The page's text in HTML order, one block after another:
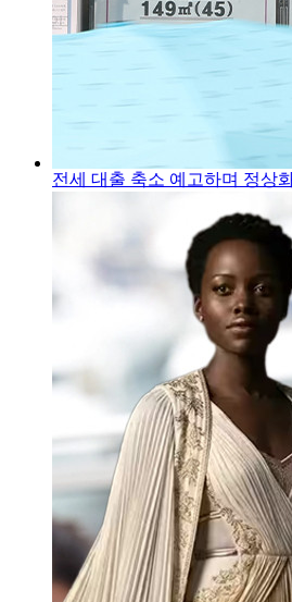
전세 대출 축소 예고하며 정상